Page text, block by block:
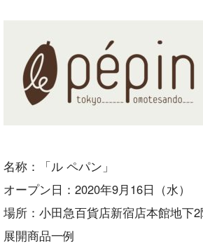
名称：「ル ペパン」
オープン日：2020年9月16日（水）
場所：小田急百貨店新宿店本館地下
展開商品一例